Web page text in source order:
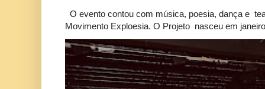
O evento contou com música, poesia, dança e
Movimento Exploesia. O Projeto nasceu em